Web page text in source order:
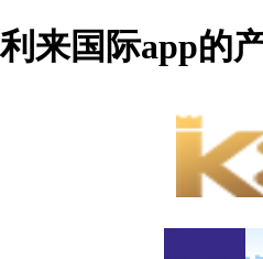
利来国际app的